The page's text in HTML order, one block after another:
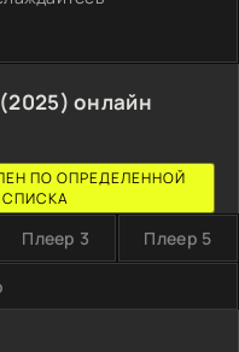
онлайн
ПО ОПРЕДЕЛЕННОЙ
СПИСКА
Плеер 3 Плеер 5